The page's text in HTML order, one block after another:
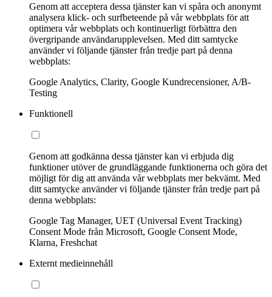
Genom att acceptera dessa tjänster kan vi spåra och anonymt
analysera klick- och surfbeteende på vår webbplats för att
optimera vår webbplats och kontinuerligt förbättra den
övergripande användarupplevelsen. Med ditt samtycke
använder vi följande tjänster från tredje part på denna
webbplats:
Google Analytics, Clarity, Google Kundrecensioner, A/B-
Testing
Funktionell
Genom att godkänna dessa tjänster kan vi erbjuda dig
funktioner utöver de grundläggande funktionerna och göra det
möjligt för dig att använda vår webbplats mer bekvämt. Med
ditt samtycke använder vi följande tjänster från tredje part på
denna webbplats:
Google Tag Manager, UET (Universal Event Tracking)
Consent Mode från Microsoft, Google Consent Mode,
Klarna, Freshchat
Externt medieinnehåll